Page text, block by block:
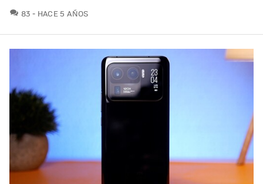
83 COMENTARIOS
HACE 5 AÑOS